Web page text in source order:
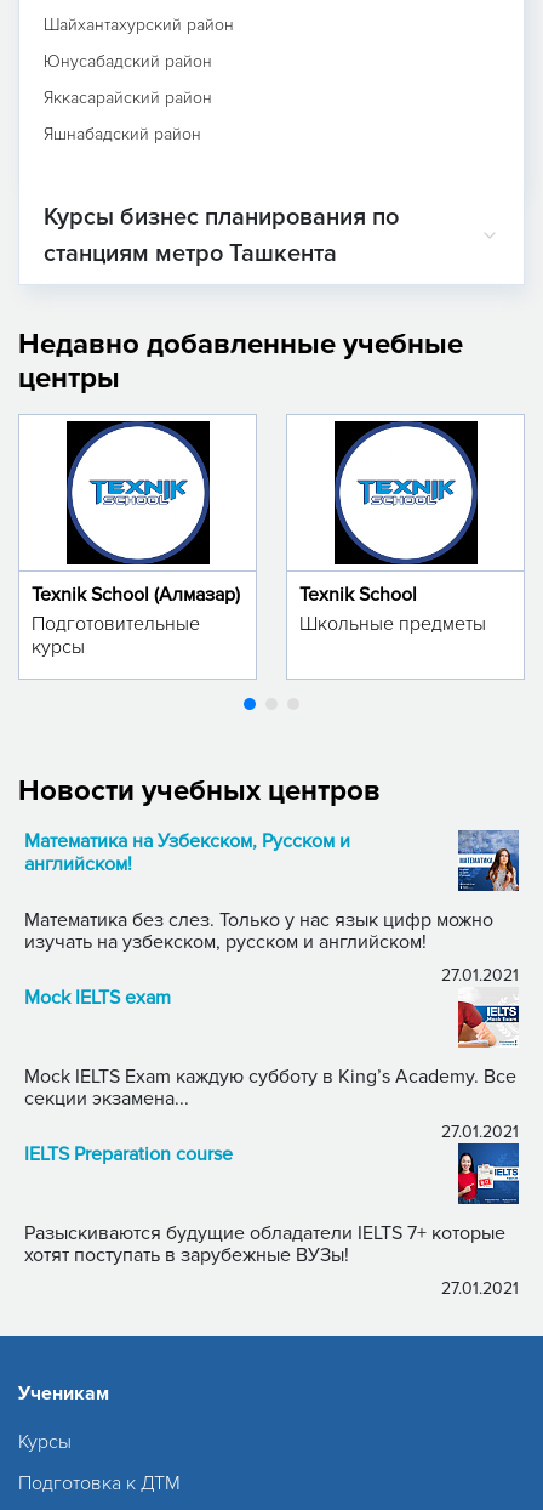
Шайхантахурский район
Юнусабадский район
Яккасарайский район
Яшнабадский район
Курсы бизнес планирования по
станциям метро Ташкента
Недавно добавленные учебные
центры
Texnik School (Алмазар)
Подготовительные
курсы
Texnik School
Школьные предметы
Новости учебных центров
Математика на Узбекском, Русском и
английском!
Математика без слез. Только у нас язык цифр можно
изучать на узбекском, русском и английском!
27.01.2021
Mock IELTS exam
Mock IELTS Exam каждую субботу в King’s Academy. Все
секции экзамена...
27.01.2021
IELTS Preparation course
Разыскиваются будущие обладатели IELTS 7+ которые
хотят поступать в зарубежные ВУЗы!
27.01.2021
Ученикам
Курсы
Подготовка к ДТМ